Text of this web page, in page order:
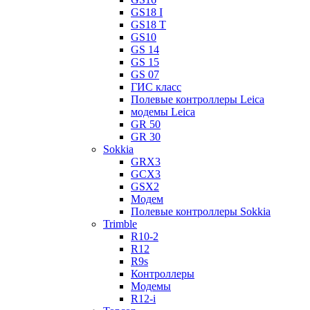
GS18 I
GS18 T
GS10
GS 14
GS 15
GS 07
ГИС класс
Полевые контроллеры Leica
модемы Leica
GR 50
GR 30
Sokkia
GRX3
GCX3
GSX2
Модем
Полевые контроллеры Sokkia
Trimble
R10-2
R12
R9s
Контроллеры
Модемы
R12-i